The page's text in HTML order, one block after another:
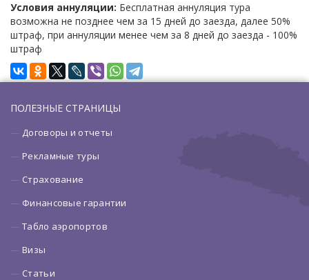
Условия аннуляции: Бесплатная аннуляция тура
возможна не позднее чем за 15 дней до заезда, далее 50%
штраф, при аннуляции менее чем за 8 дней до заезда - 100%
штраф
ПОЛЕЗНЫЕ СТРАНИЦЫ
Договоры и отчеты
Рекламные туры
Страхование
Финансовые гарантии
Табло аэропортов
Визы
Статьи